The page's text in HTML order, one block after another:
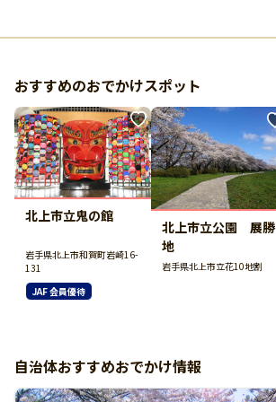
おすすめのおでかけスポット
北上市立鬼の館
岩手県北上市和賀町岩崎16-
131
JAF 会員優待
北上市立公園 展勝
地
岩手県北上市立花10地割
自治体おすすめおでかけ情報